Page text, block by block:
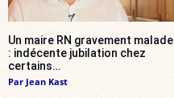
Un maire RN gravement malade
: indécente jubilation chez
certains…
Par Jean Kast